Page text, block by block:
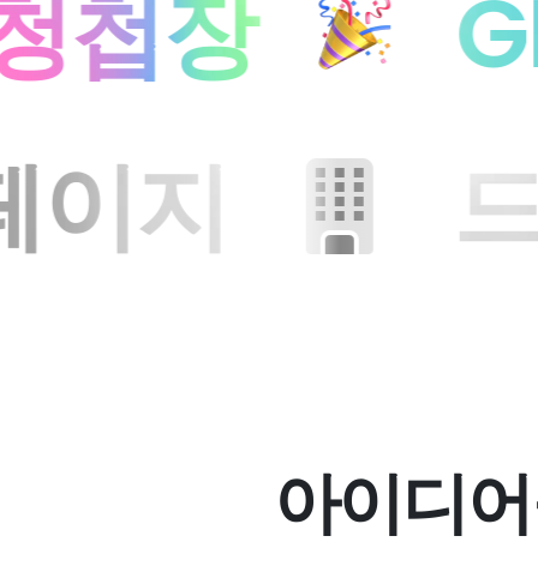
GPS
홈페이지
아이디